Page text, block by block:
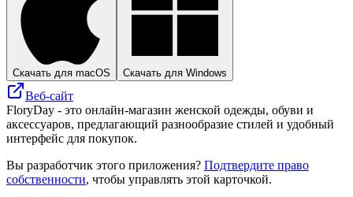
Скачать для macOS Скачать для Windows
Веб-сайт
FloryDay - это онлайн-магазин женской одежды, обуви и
аксессуаров, предлагающий разнообразие стилей и удобный
интерфейс для покупок.
Вы разработчик этого приложения? Подтвердите право
собственности, чтобы управлять этой карточкой.